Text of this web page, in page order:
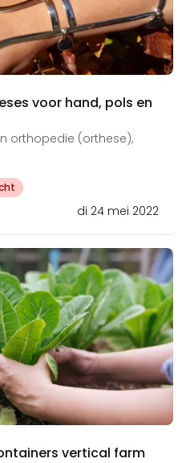
voor hand, pols en
orthopedie (orthese),
di 24 mei 2022
vertical farm